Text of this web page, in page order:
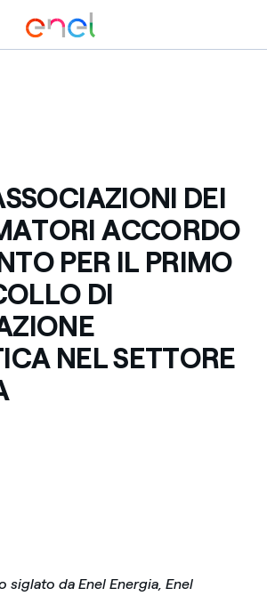
DEI
ACCORDO
PER IL PRIMO
DI
NEL SETTORE
siglato da Enel Energia, Enel